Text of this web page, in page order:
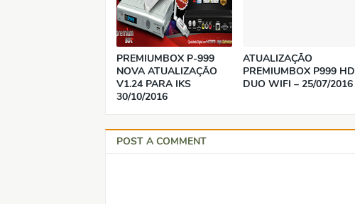
PREMIUMBOX P-999
NOVA ATUALIZAÇÃO
V1.24 PARA IKS
30/10/2016
ATUALIZAÇÃO
PREMIUMBOX P999 HD
DUO WIFI – 25/07/2016
POST A COMMENT